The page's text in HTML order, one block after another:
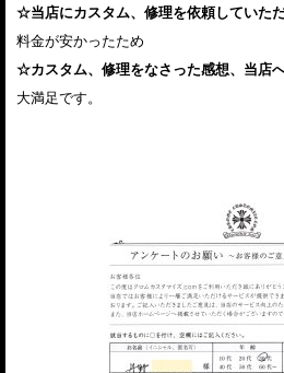
☆当店にカスタム、修理を依頼していた
料金が安かったため
☆カスタム、修理をなさった感想、当店
大満足です。